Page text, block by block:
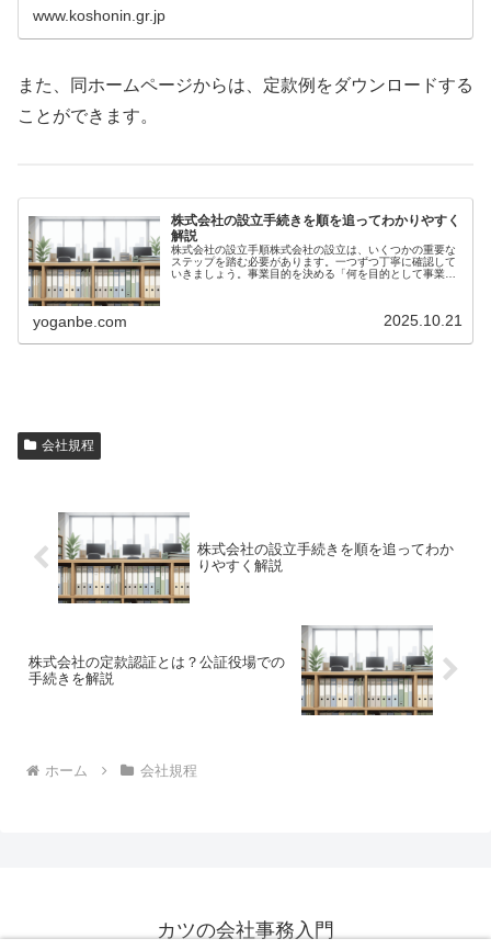
www.koshonin.gr.jp
また、同ホームページからは、定款例をダウンロードする
ことができます。
株式会社の設立手続きを順を追ってわかりやすく
解説
株式会社の設立手順株式会社の設立は、いくつかの重要な
ステップを踏む必要があります。一つずつ丁寧に確認して
いきましょう。事業目的を決める「何を目的として事業を
yoganbe.com 2025.10.21
会社規程
株式会社の設立手続きを順を追ってわか
りやすく解説
株式会社の定款認証とは？公証役場での
手続きを解説
ホーム 会社規程
カツの会社事務入門